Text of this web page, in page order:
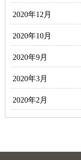
2020年12月
2020年10月
2020年9月
2020年3月
2020年2月